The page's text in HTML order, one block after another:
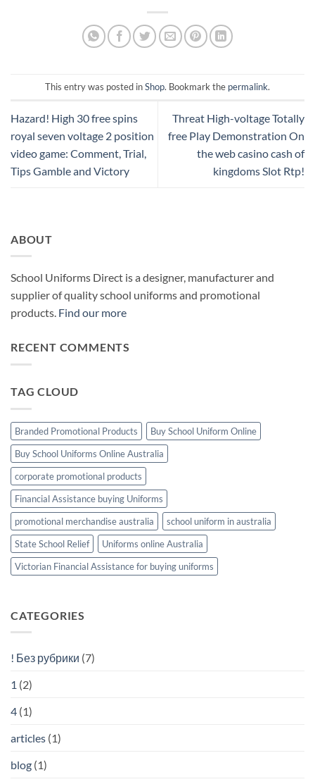
This entry was posted inShop. Bookmark the permalink.
Hazard! High 30 free spins
royal seven voltage 2 position
video game: Comment, Trial,
Tips Gamble and Victory
Threat High-voltage Totally
free Play Demonstration On
the web casino cash of
kingdoms Slot Rtp!
ABOUT
School Uniforms Direct is a designer, manufacturer and
supplier of quality school uniforms and promotional
products. Find our more
RECENT COMMENTS
TAG CLOUD
Branded Promotional Products
Buy School Uniform Online
Buy School Uniforms Online Australia
corporate promotional products
Financial Assistance buying Uniforms
promotional merchandise australia
school uniform in australia
State School Relief
Uniforms online Australia
Victorian Financial Assistance for buying uniforms
CATEGORIES
! Без рубрики (7)
1 (2)
4 (1)
articles (1)
blog (1)